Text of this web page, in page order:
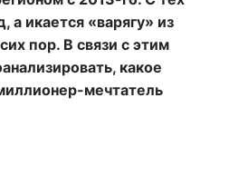
а икается «варягу» из
пор. В связи с этим
какое
мечтатель